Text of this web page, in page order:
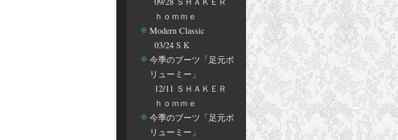
ｈｏｍｍｅ
Modern Classic
03/24 S K
今季のブーツ「足元ボ
リューミー」
12/11 ＳＨＡＫＥＲ
ｈｏｍｍｅ
今季のブーツ「足元ボ
リューミー」